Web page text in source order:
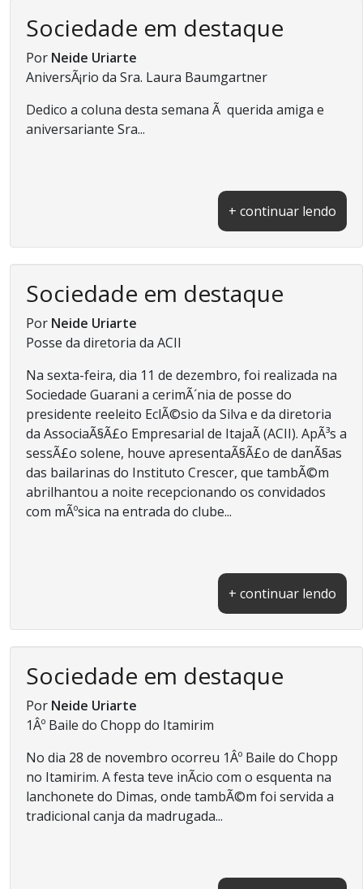
Sociedade em destaque
Por Neide Uriarte
AniversÃ¡rio da Sra. Laura Baumgartner
Dedico a coluna desta semana Ã querida amiga e
aniversariante Sra...
+ continuar lendo
Sociedade em destaque
Por Neide Uriarte
Posse da diretoria da ACII
Na sexta-feira, dia 11 de dezembro, foi realizada na
Sociedade Guarani a cerimÃ´nia de posse do
presidente reeleito EclÃ©sio da Silva e da diretoria
da AssociaÃ§Ã£o Empresarial de ItajaÃ­ (ACII). ApÃ³s a
sessÃ£o solene, houve apresentaÃ§Ã£o de danÃ§as
das bailarinas do Instituto Crescer, que tambÃ©m
abrilhantou a noite recepcionando os convidados
com mÃºsica na entrada do clube...
+ continuar lendo
Sociedade em destaque
Por Neide Uriarte
1Âº Baile do Chopp do Itamirim
No dia 28 de novembro ocorreu 1Âº Baile do Chopp
no Itamirim. A festa teve inÃ­cio com o esquenta na
lanchonete do Dimas, onde tambÃ©m foi servida a
tradicional canja da madrugada...